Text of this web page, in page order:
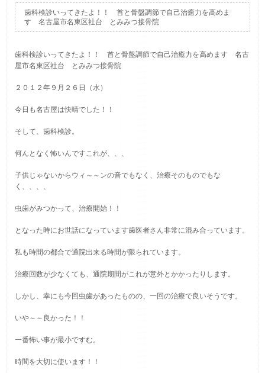
歯科検診いってきたよ！！ 首と骨盤調節で自己治癒力を高めま
す 名古屋市名東区社台 とみみつ接骨院
歯科検診いってきたよ！！ 首と骨盤調節で自己治癒力を高めます 名古
屋市名東区社台 とみみつ接骨院
２０１２年９月２６日（水）
今日も名古屋は快晴でした！！
そして、歯科検診。
何んとなく怖いんですこれが、、、
子供じゃないからウィ～～ンの音でもなく、治療そのものでもな
く、、、、
虫歯がみつかって、治療開始！！
となった時にお世話になっています歯医者さん非常に混み合っています。
私も時間の都合で通院出来る時間が限られています。
治療回数が少なくても、通院期間がこれが意外とかかったりします。
しかし、幸にも今回虫歯があったものの、一回の治療で良いそうです。
いや～～良かった！！
一番怖い事が最小ですむ。
時間を大切に使います！！